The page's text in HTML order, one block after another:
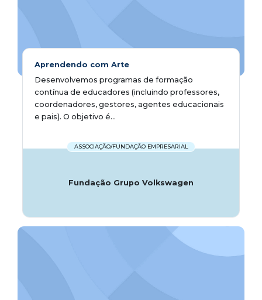
Aprendendo com Arte
Desenvolvemos programas de formação
contínua de educadores (incluindo professores,
coordenadores, gestores, agentes educacionais
e pais). O objetivo é...
ASSOCIAÇÃO/FUNDAÇÃO EMPRESARIAL
Fundação Grupo Volkswagen